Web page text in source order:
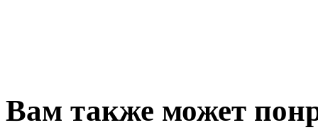
Вам также может